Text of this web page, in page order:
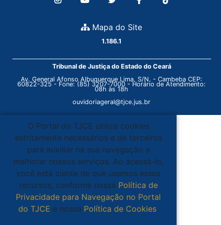
Mapa do Site
1.186.1
Tribunal de Justiça do Estado do Ceará
Av. General Afonso Albuquerque Lima, S/N. - Cambeba CEP:
60822-325 - Fone: (85) 3207-7000 - Horário de Atendimento:
08h às 18h
ouvidoriageral@tjce.jus.br
O Portal do TJCE utiliza cookies
estritamente necessários e de terceiros
para auxiliar na sua navegação e
melhorar nossos serviços. Ao acessá-lo,
você está ciente de que usamos esses
recursos, conforme nossa Política de
Privacidade para Navegação no Portal
do TJCE e nossa Política de Cookies.